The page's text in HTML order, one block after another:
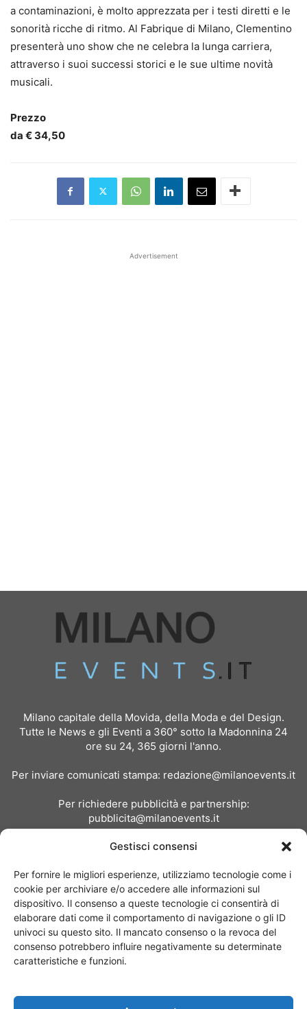
Gestisci consensi
Per fornire le migliori esperienze, utilizziamo tecnologie come i
cookie per archiviare e/o accedere alle informazioni sul
dispositivo. Il consenso a queste tecnologie ci consentirà di
elaborare dati come il comportamento di navigazione o gli ID
univoci su questo sito. Il mancato consenso o la revoca del
consenso potrebbero influire negativamente su determinate
caratteristiche e funzioni.
a contaminazioni, è molto apprezzata per i testi diretti e le
sonorità ricche di ritmo. Al Fabrique di Milano, Clementino
presenterà uno show che ne celebra la lunga carriera,
attraverso i suoi successi storici e le sue ultime novità
musicali.
Prezzo
da € 34,50
Advertisement
Milano capitale della Movida, della Moda e del Design.
Tutte le News e gli Eventi a 360° sotto la Madonnina 24
ore su 24, 365 giorni l'anno.
Per inviare comunicati stampa: redazione@milanoevents.it
Per richiedere pubblicità e partnership:
pubblicita@milanoevents.it
Chi siamo I Nostri Clienti